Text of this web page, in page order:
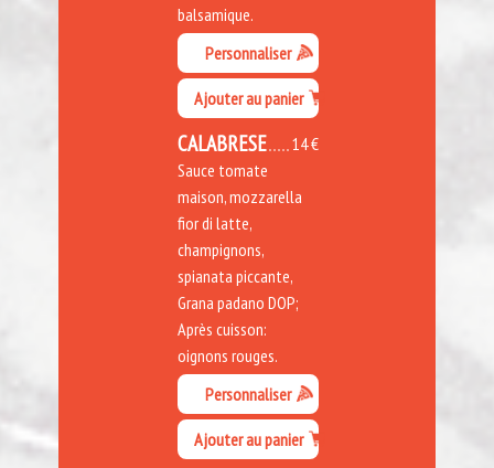
balsamique.
Personnaliser
Ajouter au panier
14 €
CALABRESE
Sauce tomate
maison, mozzarella
fior di latte,
champignons,
spianata piccante,
Grana padano DOP;
Après cuisson:
oignons rouges.
Personnaliser
Ajouter au panier